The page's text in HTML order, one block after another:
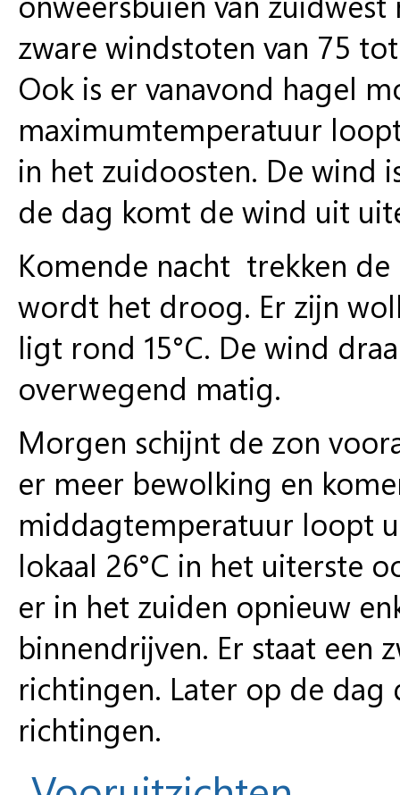
zware windstoten van 75
Ook is er vanavond hagel
maximumtemperatuur
in het zuidoosten. De wind
de dag komt de wind uit
Komende nacht trekken
wordt het droog. Er zijn
ligt rond 15°C. De wind
overwegend matig.
Morgen schijnt de zon
er meer bewolking en
middagtemperatuur loopt
lokaal 26°C in het uiterste
er in het zuiden opnieuw
binnendrijven. Er staat een
richtingen. Later op de
richtingen.